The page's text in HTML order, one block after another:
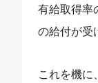
有給取得率
の給付が受
これを機に